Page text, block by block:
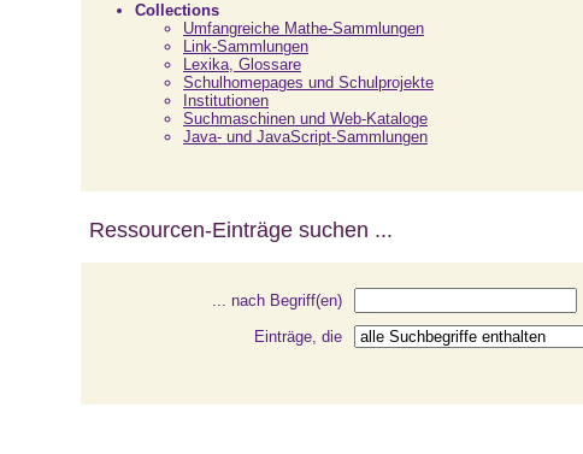
Collections
Umfangreiche Mathe-Sammlungen
Link-Sammlungen
Lexika, Glossare
Schulhomepages und Schulprojekte
Institutionen
Suchmaschinen und Web-Kataloge
Java- und JavaScript-Sammlungen
Ressourcen-Einträge suchen ...
... nach Begriff(en)
Einträge, die